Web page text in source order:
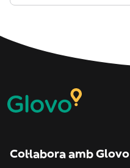
Col·labora amb Glovo